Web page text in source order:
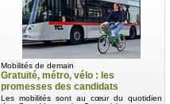
Mobilités de demain
Gratuité, métro, vélo : les
promesses des candidats
Les mobilités sont au cœur du quotidien